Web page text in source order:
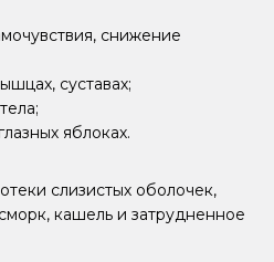
снижение
суставах;
яблоках.
слизистых оболочек,
кашель и затрудненное